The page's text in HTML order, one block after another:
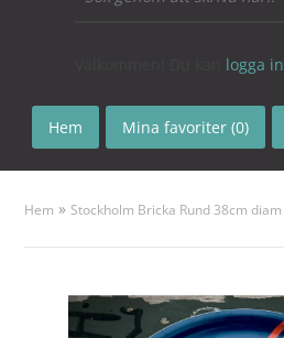
logga in
Hem Mina favoriter (0)
Hem » Stockholm Bricka Rund 38cm diam